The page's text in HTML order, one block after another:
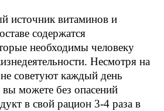
источник витаминов и
содержатся
необходимы человеку
Несмотря на
советуют каждый день
вы можете без опасений
в свой рацион 3-4 раза в